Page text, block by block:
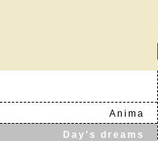
Anima
Day's dreams